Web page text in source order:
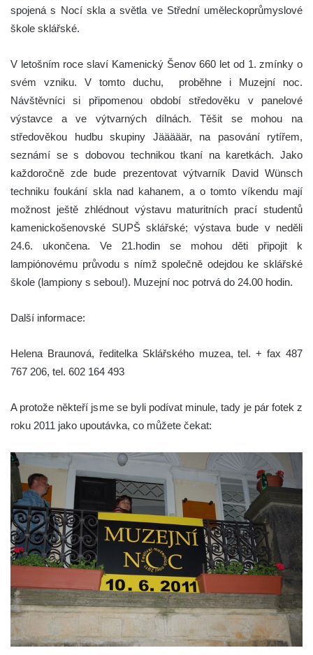
spojená s Nocí skla a světla ve Střední uměleckoprůmyslové
škole sklářské.
V letošním roce slaví Kamenický Šenov 660 let od 1. zmínky o
svém vzniku. V tomto duchu, proběhne i Muzejní noc.
Návštěvníci si připomenou období středověku v panelové
výstavce a ve výtvarných dílnách. Těšit se mohou na
středověkou hudbu skupiny Jääääär, na pasování rytířem,
seznámí se s dobovou technikou tkaní na karetkách. Jako
každoročně zde bude prezentovat výtvarník David Wünsch
techniku foukání skla nad kahanem, a o tomto víkendu mají
možnost ještě zhlédnout výstavu maturitních prací studentů
kamenickošenovské SUPŠ sklářské; výstava bude v neděli
24.6. ukončena. Ve 21.hodin se mohou děti připojit k
lampiónovému průvodu s nímž společně odejdou ke sklářské
škole (lampiony s sebou!). Muzejní noc potrvá do 24.00 hodin.
Další informace:
Helena Braunová, ředitelka Sklářského muzea, tel. + fax 487
767 206, tel. 602 164 493
A protože někteří jsme se byli podívat minule, tady je pár fotek z
roku 2011 jako upoutávka, co můžete čekat: